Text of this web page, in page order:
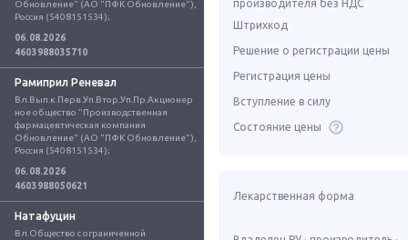
Обновление" (АО "ПФК Обновление"),
Россия (5408151534);
06.08.2026
4603988035710
Рамиприл Реневал
Вл.Вып.к.Перв.Уп.Втор.Уп.Пр.Акционер
ное общество "Производственная
фармацевтическая компания
Обновление" (АО "ПФК Обновление"),
Россия (5408151534);
06.08.2026
4603988050621
Натафуцин
Вл.Общество с ограниченной
производителя без НДС
Штрихкод
Решение о регистрации цены
Регистрация цены
Вступление в силу
Состояние цены
Лекарственная форма